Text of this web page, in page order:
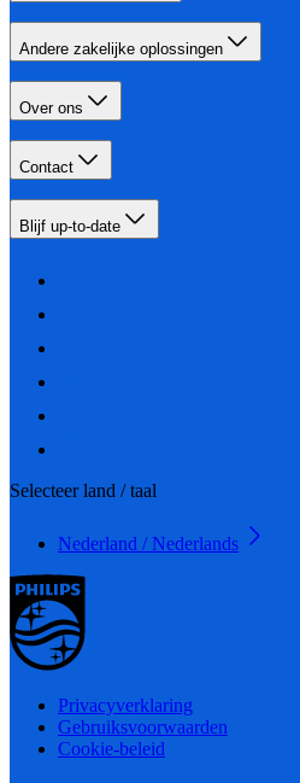
Andere zakelijke oplossingen
Over ons
Contact
Blijf up-to-date
Selecteer land / taal
Nederland / Nederlands
Privacyverklaring
Gebruiksvoorwaarden
Cookie-beleid